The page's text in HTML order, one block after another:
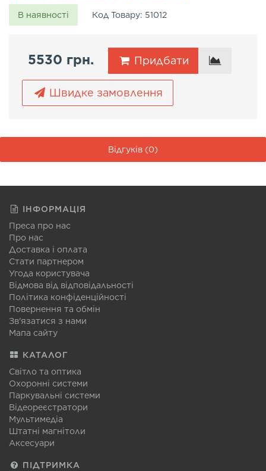
В наявності Код Товару: 51012
5530 грн. Придбати
Швидке замовлення
Відгуків (0)
ІНФОРМАЦІЯ
Преса про нас
Про нас
Доставка і оплата
Стати партнером
Угода користувача
Відмова від відповідальності
Політика конфіденційності
Повернення та обмін
Зв'язатися з нами
Мапа сайту
КАТАЛОГ
Світло та оптика
Охоронні системи
Паркувальні системи
Відеореєстратори
Мультимедіа
Штатні магнітоли
Аксесуари
ПІДТРИМКА